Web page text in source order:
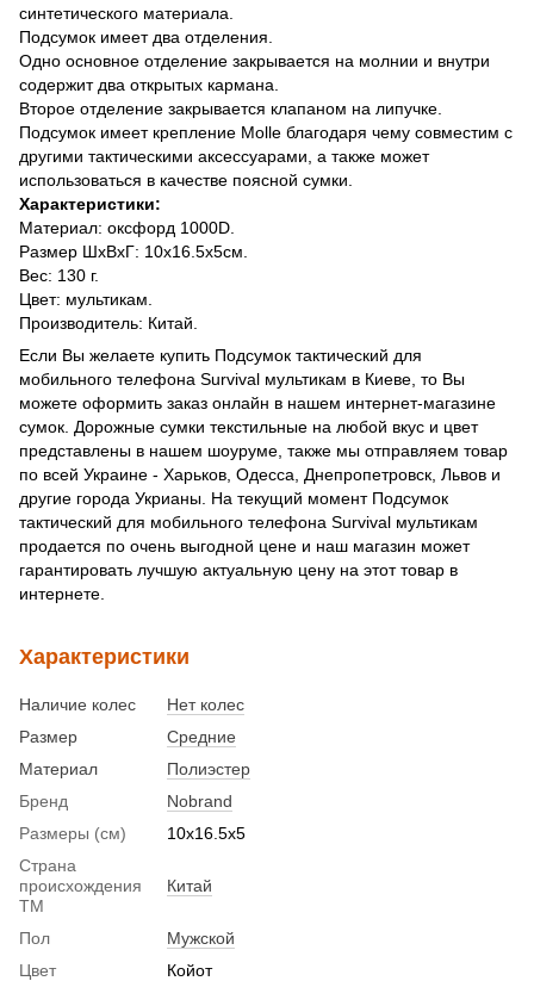
синтетического материала.
Подсумок имеет два отделения.
Одно основное отделение закрывается на молнии и внутри
содержит два открытых кармана.
Второе отделение закрывается клапаном на липучке.
Подсумок имеет крепление Molle благодаря чему совместим с
другими тактическими аксессуарами, а также может
использоваться в качестве поясной сумки.
Характеристики:
Материал: оксфорд 1000D.
Размер ШхВхГ: 10х16.5х5см.
Вес: 130 г.
Цвет: мультикам.
Производитель: Китай.
Если Вы желаете купить Подсумок тактический для
мобильного телефона Survival мультикам в Киеве, то Вы
можете оформить заказ онлайн в нашем интернет-магазине
сумок. Дорожные сумки текстильные на любой вкус и цвет
представлены в нашем шоуруме, также мы отправляем товар
по всей Украине - Харьков, Одесса, Днепропетровск, Львов и
другие города Укрианы. На текущий момент Подсумок
тактический для мобильного телефона Survival мультикам
продается по очень выгодной цене и наш магазин может
гарантировать лучшую актуальную цену на этот товар в
интернете.
Характеристики
Наличие колес
Нет колес
Размер
Средние
Материал
Полиэстер
Бренд
Nobrand
Размеры (см)
10х16.5х5
Страна
происхождения
ТМ
Китай
Пол
Мужской
Цвет
Койот